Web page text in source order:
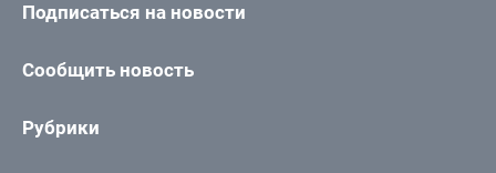
Подписаться на новости
Сообщить новость
Рубрики